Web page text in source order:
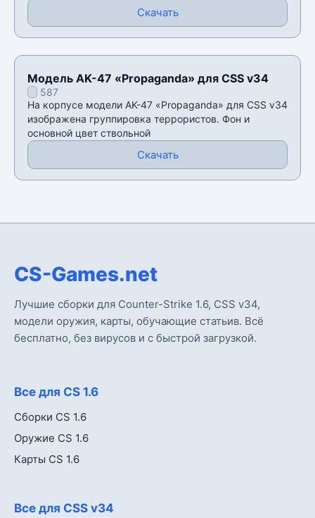
Скачать
Модель AK-47 «Propaganda» для CSS v34
587
На корпусе модели AK-47 «Propaganda» для CSS v34
изображена группировка террористов. Фон и
основной цвет ствольной
Скачать
CS-Games.net
Лучшие сборки для Counter-Strike 1.6, CSS v34,
модели оружия, карты, обучающие статьив. Всё
бесплатно, без вирусов и с быстрой загрузкой.
Все для CS 1.6
Сборки CS 1.6
Оружие CS 1.6
Карты CS 1.6
Все для CSS v34